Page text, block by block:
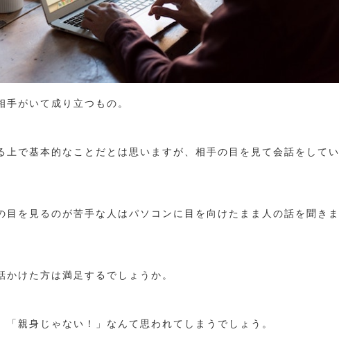
がいて成り立つもの。
上で基本的なことだとは思いますが、相手の目を見て会話をしてい
目を見るのが苦手な人はパソコンに目を向けたまま人の話を聞きま
けた方は満足するでしょうか。
「親身じゃない！」なんて思われてしまうでしょう。